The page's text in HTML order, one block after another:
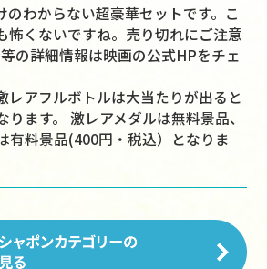
のわからない超豪華セットです。こ
怖くないですね。売り切れにご注意
の詳細情報は映画の公式HPをチェ
アフルボトルは大当たりが出ると
ます。 激レアメダルは無料景品、
有料景品(400円・税込）となりま